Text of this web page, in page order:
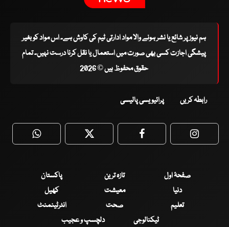
ہم نیوز پر شائع یا نشر ہونے والا مواد ادارتی ٹیم کی کاوش ہے۔ اس مواد کو بغیر
پیشگی اجازت کسی بھی صورت میں استعمال یا نقل کرنا درست نہیں۔ تمام
حقوق محفوظ ہیں © 2026
رابطہ کریں پرائیویسی پالیسی
WhatsApp Twitter Facebook
صفحۂ اول تازہ ترین
پاکستان
دنیا
معیشت
کھیل
تعلیم
صحت
انٹرٹینمنٹ
ٹیکنالوجی
دلچسپ و عجیب